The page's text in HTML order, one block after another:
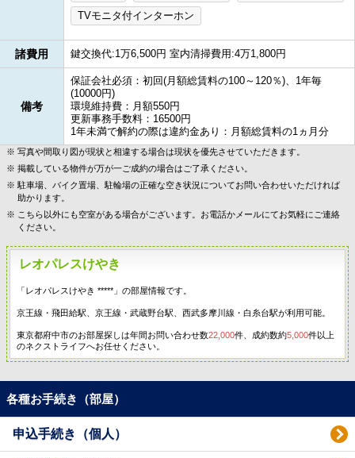
TVモニタ付インターホン
諸費用 鍵交換代:1万6,500円 室内清掃費用:4万1,800円
備考
保証会社必須：初回(月額総賃料の100～120％)、1年毎
(10000円)
環境維持費：月額550円
更新事務手数料：16500円
1年未満で解約の際は違約金あり：月額総賃料の1ヵ月分
写真や間取り図が現状と相違する場合は現状を優先させていただきます。
掲載している物件が万が一ご成約の場合はご了承ください。
駐車場、バイク置場、駐輪場の正確な空き状況についてお問い合わせいただければ
助かります。
こちら以外にも空室がある場合がございます。お電話かメールにてお気軽にご連絡
ください。
レオパレスけやき
「レオパレスけやき *****」の部屋情報です。
京王線・飛田給駅、京王線・武蔵野台駅、西武多摩川線・白糸台駅が利用可能。
東京都府中市のお部屋探しは年間お問い合わせ数22,000件、成約数約5,000件以上
のネクストライフへお任せください。
各種お手続き（部屋）
申込手続き（個人）